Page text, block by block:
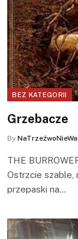
BEZ KATEGORII
Grzebacze
By
THE
Ostrzcie szable,
przepaski na…